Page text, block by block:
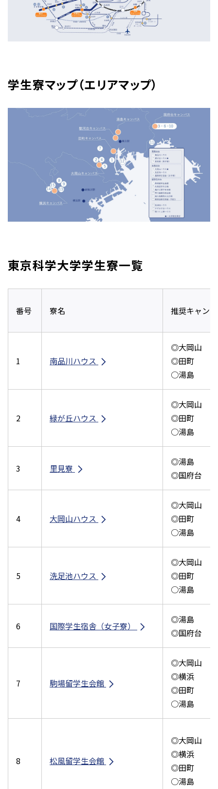
学生寮マップ（エリアマップ）
東京科学大学学生寮一覧
番号 寮名 推奨キャン
1 南品川ハウス
◎大岡山
◎田町
○湯島
2 緑が丘ハウス
◎大岡山
◎田町
○湯島
3 里見寮
◎湯島
◎国府台
4 大岡山ハウス
◎大岡山
◎田町
○湯島
5 洗足池ハウス
◎大岡山
◎田町
○湯島
6 国際学生宿舎（女子寮）
◎湯島
◎国府台
7 駒場留学生会館
◎大岡山
◎横浜
◎田町
○湯島
8 松風留学生会館
◎大岡山
◎横浜
◎田町
○湯島